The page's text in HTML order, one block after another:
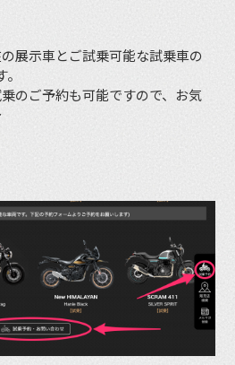
展示車とご試乗可能な試乗車の
のご予約も可能ですので、お気